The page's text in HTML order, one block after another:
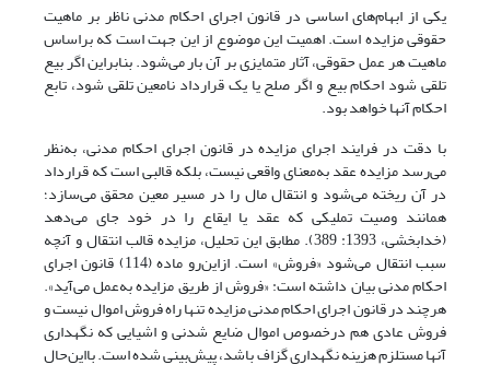
یکی از ابهام‌های اساسی در قانون اجرای احکام مدنی ناظر بر ماهیت
حقوقی مزایده است. اهمیت این موضوع از این جهت است که براساس
ماهیت هر عمل حقوقی، آثار متمایزی بر آن بار می‌شود. بنابراین اگر بیع
تلقی شود احکام بیع و اگر صلح یا یک قرارداد نامعین تلقی شود، تابع
احکام آنها خواهد بود.
با دقت در فرایند اجرای مزایده در قانون اجرای احکام مدنی، به‌نظر
می‌رسد مزایده عقد به‌معنای واقعی نیست، بلکه قالبی است که قرارداد
در آن ریخته می‌شود و انتقال مال را در مسیر معین محقق می‌سازد؛
همانند وصیت تملیکی که عقد یا ایقاع را در خود جای می‌دهد
(خدابخشی، 1393: 389). مطابق این تحلیل، مزایده قالب انتقال و آنچه
سبب انتقال می‌شود «فروش» است. از‌این‌رو ماده (114) قانون اجرای
احکام مدنی بیان داشته است: «فروش از طریق مزایده به‌عمل می‌آید».
هرچند در قانون اجرای احکام مدنی مزایده تنها راه فروش اموال نیست و
فروش عادی هم درخصوص اموال ضایع شدنی و اشیایی که نگهداری
آنها مستلزم هزینه نگهداری گزاف باشد، پیش‌بینی شده‌ است. با‌این‌حال